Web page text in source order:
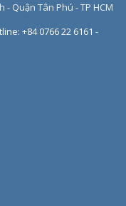
Quận Tân Phú - TP HCM
+84 0766 22 6161 -